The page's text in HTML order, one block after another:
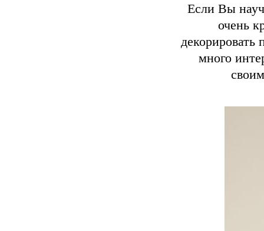
Если Вы
очень
декорировать
много